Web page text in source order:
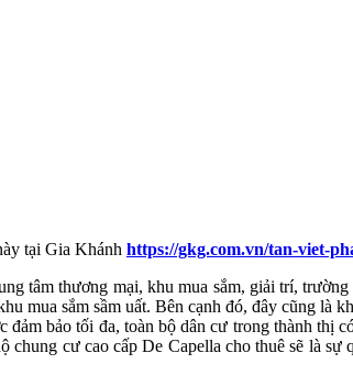
tại Gia Khánh https://gkg.com.vn/tan-viet-
tâm thương mại, khu mua sắm, giải trí,
mua sắm sầm uất. Bên cạnh đó, đây cũng
bảo tối đa, toàn bộ dân cư trong thành thị
cư cao cấp De Capella cho thuê sẽ là